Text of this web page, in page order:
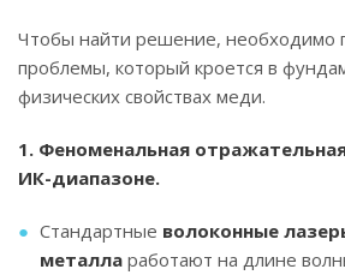
Чтобы найти решение, необходимо
проблемы, который кроется в
физических свойствах меди.
1. Феноменальная
ИК-диапазоне.
Стандартные волоконные
металла работают на длине